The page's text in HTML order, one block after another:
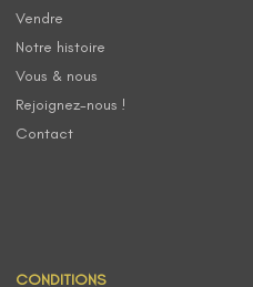
Vendre
Notre histoire
Vous & nous
Rejoignez-nous !
Contact
CONDITIONS